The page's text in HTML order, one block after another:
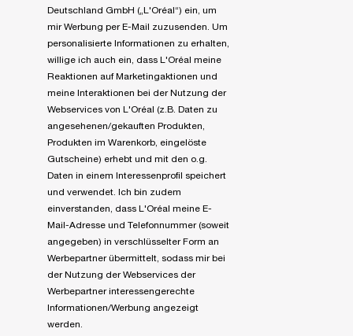
Deutschland GmbH („L'Oréal“) ein, um
mir Werbung per E-Mail zuzusenden. Um
personalisierte Informationen zu erhalten,
willige ich auch ein, dass L'Oréal meine
Reaktionen auf Marketingaktionen und
meine Interaktionen bei der Nutzung der
Webservices von L'Oréal (z.B. Daten zu
angesehenen/gekauften Produkten,
Produkten im Warenkorb, eingelöste
Gutscheine) erhebt und mit den o.g.
Daten in einem Interessenprofil speichert
und verwendet. Ich bin zudem
einverstanden, dass L'Oréal meine E-
Mail-Adresse und Telefonnummer (soweit
angegeben) in verschlüsselter Form an
Werbepartner übermittelt, sodass mir bei
der Nutzung der Webservices der
Werbepartner interessengerechte
Informationen/Werbung angezeigt
werden.